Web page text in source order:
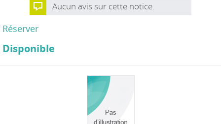
Aucun avis sur cette notice.
Réserver
Disponible